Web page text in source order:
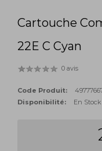
Cartouche
22E C Cyan
0 avis
Code Produit:
Disponibilité:
En Stock